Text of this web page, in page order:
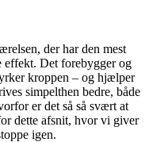
der har den mest
effekt. Det forebygger og
kroppen – og hjælper
simpelthen bedre, både
er det så så svært at
dette afsnit, hvor vi giver
igen.